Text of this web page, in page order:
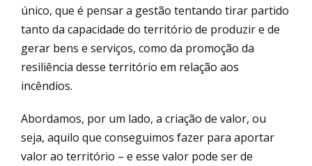
único, que é pensar a gestão tentando tirar partido
tanto da capacidade do território de produzir e de
gerar bens e serviços, como da promoção da
resiliência desse território em relação aos
incêndios.
Abordamos, por um lado, a criação de valor, ou
seja, aquilo que conseguimos fazer para aportar
valor ao território – e esse valor pode ser de